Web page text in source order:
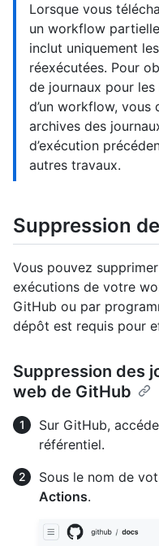
Lorsque vous
un workflow
inclut uniquement
réexécutées. Pour
de journaux pour
d’un workflow, vous
archives des
d’exécution
autres travaux.
Suppression
Vous pouvez
exécutions de votre
GitHub ou par
dépôt est requis pour
Suppression des
web de GitHub
Sur GitHub,
référentiel.
Sous le nom de
Actions.